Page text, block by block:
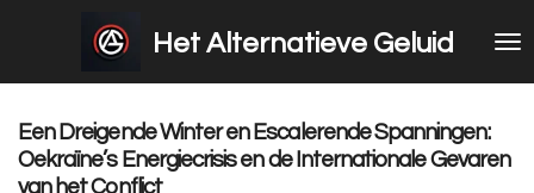
hoofdinhoud
Het Alternatieve Geluid
Een Dreigende Winter en Escalerende Spanningen:
Oekraïne’s Energiecrisis en de Internationale Gevaren
van het Conflict